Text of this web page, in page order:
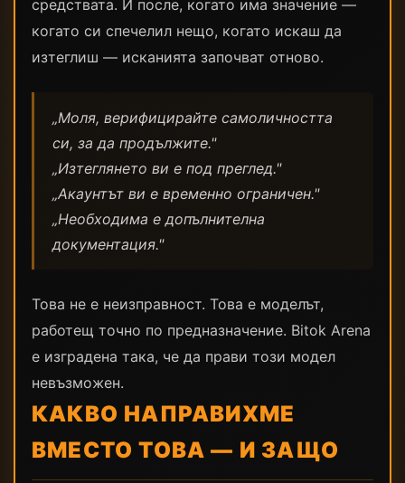
средствата. И после, когато има значение —
когато си спечелил нещо, когато искаш да
изтеглиш — исканията започват отново.
„Моля, верифицирайте самоличността
си, за да продължите."
„Изтеглянето ви е под преглед."
„Акаунтът ви е временно ограничен."
„Необходима е допълнителна
документация."
Това не е неизправност. Това е моделът,
работещ точно по предназначение. Bitok Arena
е изградена така, че да прави този модел
невъзможен.
КАКВО НАПРАВИХМЕ
ВМЕСТО ТОВА — И ЗАЩО